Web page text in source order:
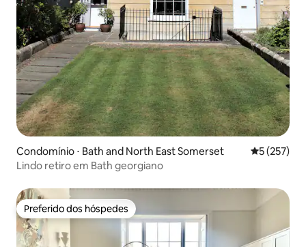
Condomínio ⋅ Bath and North East Somerset 5 de uma
5 (257)
Lindo retiro em Bath georgiano
Preferido dos hóspedes
Preferido dos hóspedes